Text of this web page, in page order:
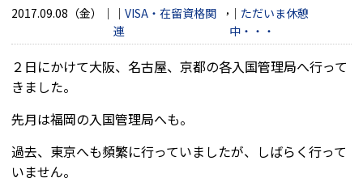
2017.09.08（金）
VISA・在留資格関
連
,
ただいま休憩
中・・・
２日にかけて大阪、名古屋、京都の各入国管理局へ行って
きました。
先月は福岡の入国管理局へも。
過去、東京へも頻繁に行っていましたが、しばらく行って
いません。